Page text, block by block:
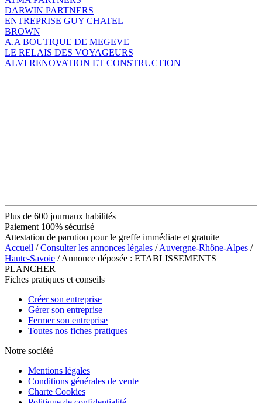
DARWIN PARTNERS
ENTREPRISE GUY CHATEL
BROWN
A.A BOUTIQUE DE MEGEVE
LE RELAIS DES VOYAGEURS
ALVI RENOVATION ET CONSTRUCTION
Plus de 600 journaux habilités
Paiement 100% sécurisé
Attestation de parution pour le greffe immédiate et gratuite
Accueil /Consulter les annonces légales /Auvergne-Rhône-Alpes /
Haute-Savoie / Annonce déposée : ETABLISSEMENTS
PLANCHER
Fiches pratiques et conseils
Créer son entreprise
Gérer son entreprise
Fermer son entreprise
Toutes nos fiches pratiques
Notre société
Mentions légales
Conditions générales de vente
Charte Cookies